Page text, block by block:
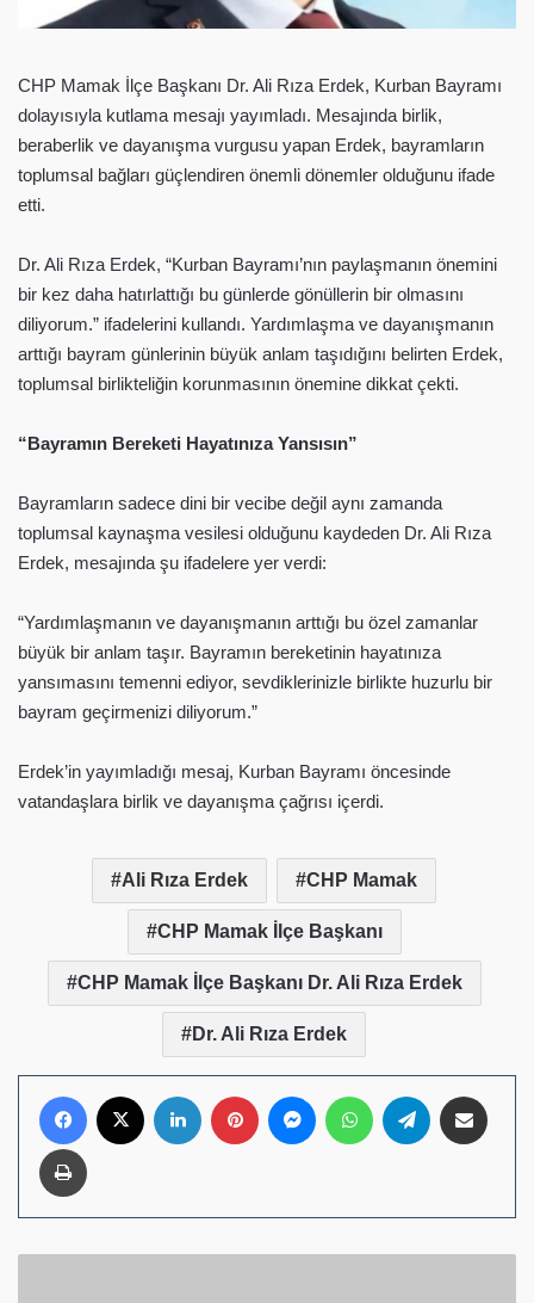
CHP Mamak İlçe Başkanı Dr. Ali Rıza Erdek, Kurban Bayramı
dolayısıyla kutlama mesajı yayımladı. Mesajında birlik,
beraberlik ve dayanışma vurgusu yapan Erdek, bayramların
toplumsal bağları güçlendiren önemli dönemler olduğunu ifade
etti.
Dr. Ali Rıza Erdek, “Kurban Bayramı’nın paylaşmanın önemini
bir kez daha hatırlattığı bu günlerde gönüllerin bir olmasını
diliyorum.” ifadelerini kullandı. Yardımlaşma ve dayanışmanın
arttığı bayram günlerinin büyük anlam taşıdığını belirten Erdek,
toplumsal birlikteliğin korunmasının önemine dikkat çekti.
“Bayramın Bereketi Hayatınıza Yansısın”
Bayramların sadece dini bir vecibe değil aynı zamanda
toplumsal kaynaşma vesilesi olduğunu kaydeden Dr. Ali Rıza
Erdek, mesajında şu ifadelere yer verdi:
“Yardımlaşmanın ve dayanışmanın arttığı bu özel zamanlar
büyük bir anlam taşır. Bayramın bereketinin hayatınıza
yansımasını temenni ediyor, sevdiklerinizle birlikte huzurlu bir
bayram geçirmenizi diliyorum.”
Erdek’in yayımladığı mesaj, Kurban Bayramı öncesinde
vatandaşlara birlik ve dayanışma çağrısı içerdi.
Ali Rıza Erdek CHP Mamak
CHP Mamak İlçe Başkanı
CHP Mamak İlçe Başkanı Dr. Ali Rıza Erdek
Dr. Ali Rıza Erdek
Facebook LinkedIn PinterestMessengerWhatsAppTelegram
Yazdır